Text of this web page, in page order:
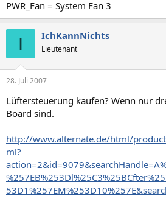
PWR_Fan = System Fan 3
I IchKannNichts
Lieutenant
28. Juli 2007
Lüftersteuerung kaufen? Wenn nur
Board sind.
http://www.alternate.de/html/
ml?